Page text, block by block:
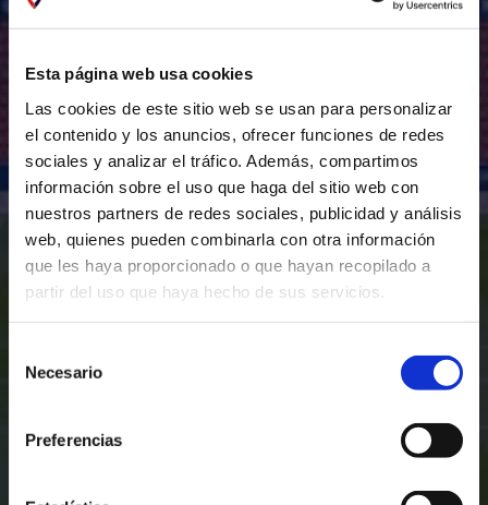
Esta página web usa cookies
Las cookies de este sitio web se usan para personalizar
el contenido y los anuncios, ofrecer funciones de redes
sociales y analizar el tráfico. Además, compartimos
información sobre el uso que haga del sitio web con
nuestros partners de redes sociales, publicidad y análisis
web, quienes pueden combinarla con otra información
que les haya proporcionado o que hayan recopilado a
partir del uso que haya hecho de sus servicios.
Necesario
Preferencias